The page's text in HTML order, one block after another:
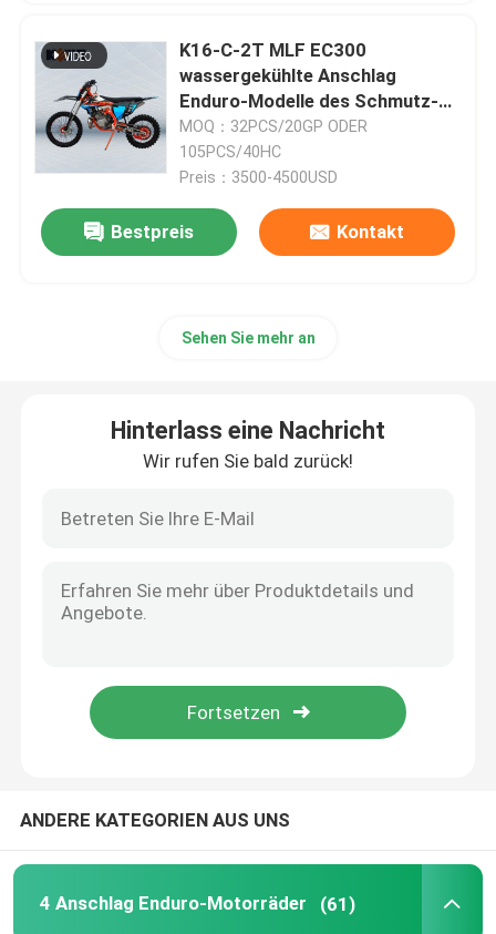
Enduro-Schmutz-Fahrräder
Vier Anschlag-Motocrösser
Euro 4 Motorräder
K16-C-2T MLF EC300
wassergekühlte Anschlag
Enduro-Modelle des Schmutz-
250CC Fahrrad-2
MOQ：32PCS/20GP ODER
105PCS/40HC
Preis：3500-4500USD
Bestpreis Kontakt
Sehen Sie mehr an
Hinterlass eine Nachricht
Wir rufen Sie bald zurück!
ANDERE KATEGORIEN AUS UNS
4 Anschlag Enduro-Motorräder (61)